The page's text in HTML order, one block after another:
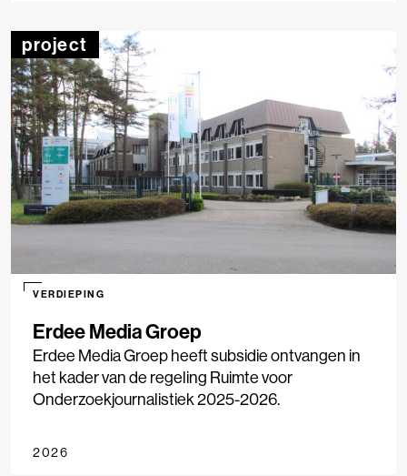
project
Erdee Media Groep
VERDIEPING
Erdee Media Groep heeft subsidie ontvangen in
het kader van de regeling Ruimte voor
Onderzoekjournalistiek 2025-2026.
2026